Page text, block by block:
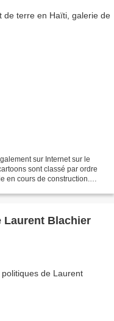
sur Internet sur le
sont classé par ordre
en cours de construction.
Laurent Blachier